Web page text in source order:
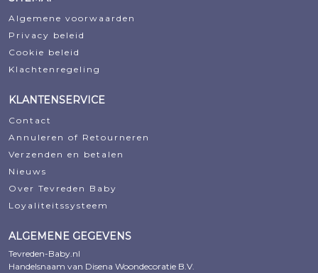
Algemene voorwaarden
Privacy beleid
Cookie beleid
Klachtenregeling
KLANTENSERVICE
Contact
Annuleren of Retourneren
Verzenden en betalen
Nieuws
Over Tevreden Baby
Loyaliteitssysteem
ALGEMENE GEGEVENS
Tevreden-Baby.nl
Handelsnaam van Disena Woondecoratie B.V.